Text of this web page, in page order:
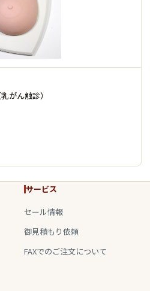
ん触診）
サービス
セール情報
御見積もり依頼
FAXでのご注文について